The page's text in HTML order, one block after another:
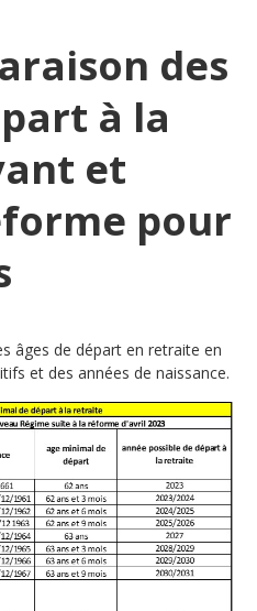
des
à la
et
pour
âges de départ en retraite en
et des années de naissance.